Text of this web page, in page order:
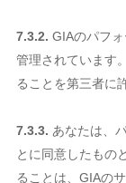
7.3.2. GIAのパフ
管理されています
ることを第三者に
7.3.3. あなたは、
とに同意したもの
ることは、GIAの